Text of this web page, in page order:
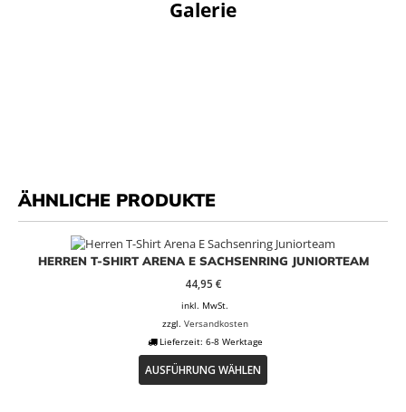
Galerie
ÄHNLICHE PRODUKTE
HERREN T-SHIRT ARENA E SACHSENRING JUNIORTEAM
44,95 €
inkl. MwSt.
zzgl. Versandkosten
Lieferzeit: 6-8 Werktage
AUSFÜHRUNG WÄHLEN
Dieses